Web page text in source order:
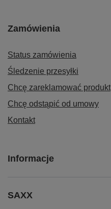
Zamówienia
Status zamówienia
Śledzenie przesyłki
Chcę zareklamować produkt
Chcę odstąpić od umowy
Kontakt
Informacje
SAXX